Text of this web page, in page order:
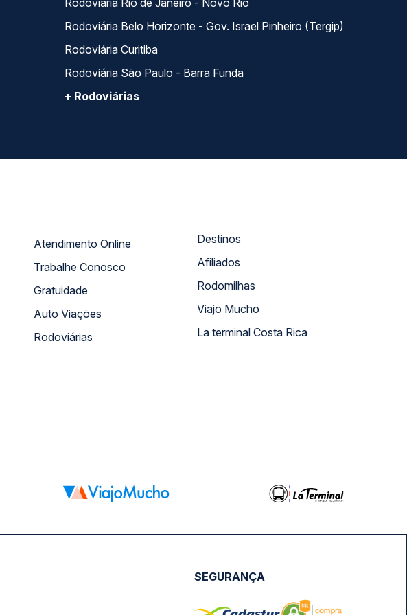
Rodoviária Rio de Janeiro - Novo Rio
Rodoviária Belo Horizonte - Gov. Israel Pinheiro (Tergip)
Rodoviária Curitiba
Rodoviária São Paulo - Barra Funda
+ Rodoviárias
Atendimento Online
Trabalhe Conosco
Gratuidade
Auto Viações
Rodoviárias
Destinos
Afiliados
Rodomilhas
Viajo Mucho
La terminal Costa Rica
SEGURANÇA